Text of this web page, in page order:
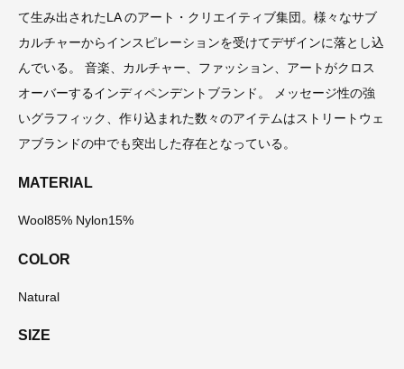
て生み出されたLA のアート・クリエイティブ集団。様々なサブ
カルチャーからインスピレーションを受けてデザインに落とし込
んでいる。 音楽、カルチャー、ファッション、アートがクロス
オーバーするインディペンデントブランド。 メッセージ性の強
いグラフィック、作り込まれた数々のアイテムはストリートウェ
アブランドの中でも突出した存在となっている。
MATERIAL
Wool85% Nylon15%
COLOR
Natural
SIZE